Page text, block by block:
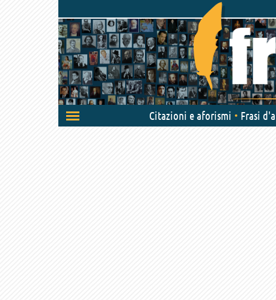
Attiva/disattiva
navigazione
Citazioni e aforismi Frasi